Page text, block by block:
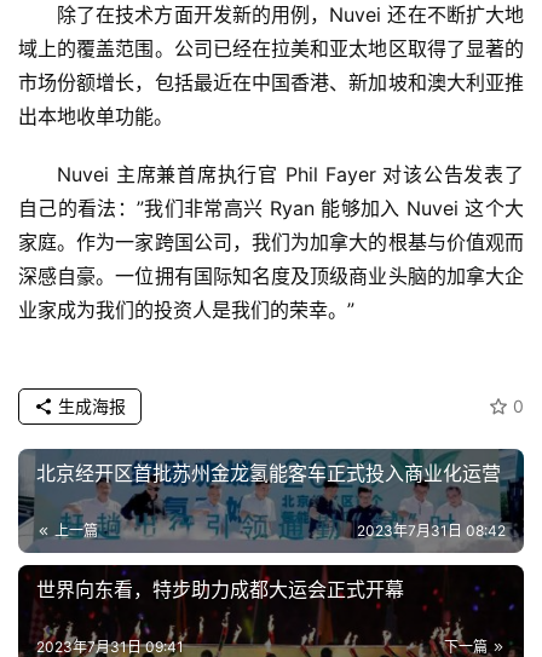
车
·
新
能
除了在技术方面开发新的用例，Nuvei 还在不断扩大地
域上的覆盖范围。公司已经在拉美和亚太地区取得了显著的
市场份额增长，包括最近在中国香港、新加坡和澳大利亚推
出本地收单功能。
Nuvei 主席兼首席执行官 Phil Fayer 对该公告发表了
自己的看法：”我们非常高兴 Ryan 能够加入 Nuvei 这个大
家庭。作为一家跨国公司，我们为加拿大的根基与价值观而
深感自豪。一位拥有国际知名度及顶级商业头脑的加拿大企
业家成为我们的投资人是我们的荣幸。”
0
生成海报
北京经开区首批苏州金龙氢能客车正式投入商业化运营
上一篇 2023年7月31日 08:42
世界向东看，特步助力成都大运会正式开幕
下一篇
2023年7月31日 09:41